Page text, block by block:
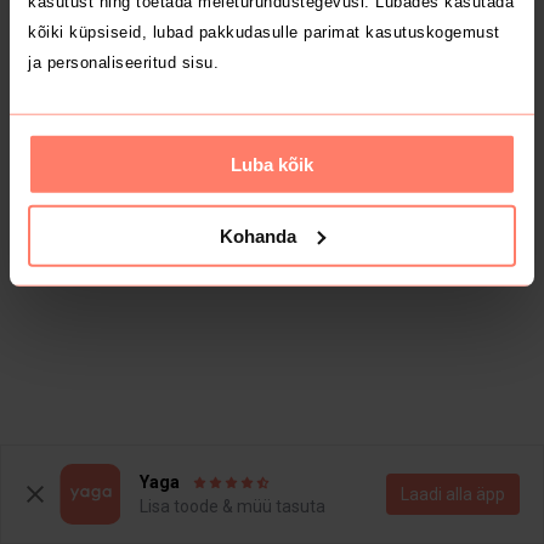
kõiki küpsiseid, lubad pakkudasulle parimat kasutuskogemust
ja personaliseeritud sisu.
Luba kõik
Kohanda
Yaga
Lisa toode & müü tasuta
Laadi alla äpp